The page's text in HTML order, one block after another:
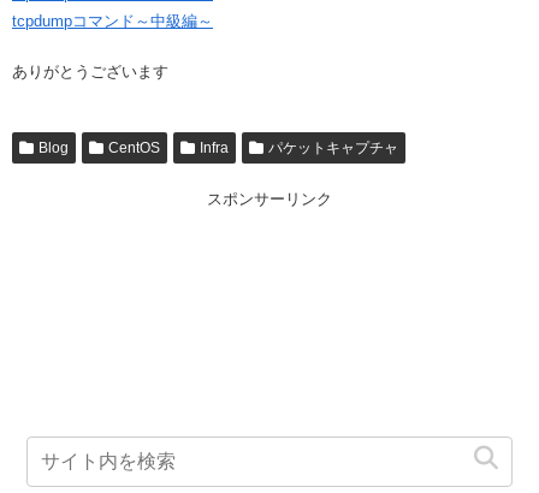
tcpdumpコマンド～中級編～
ありがとうございます
Blog CentOS Infra パケットキャプチャ
スポンサーリンク